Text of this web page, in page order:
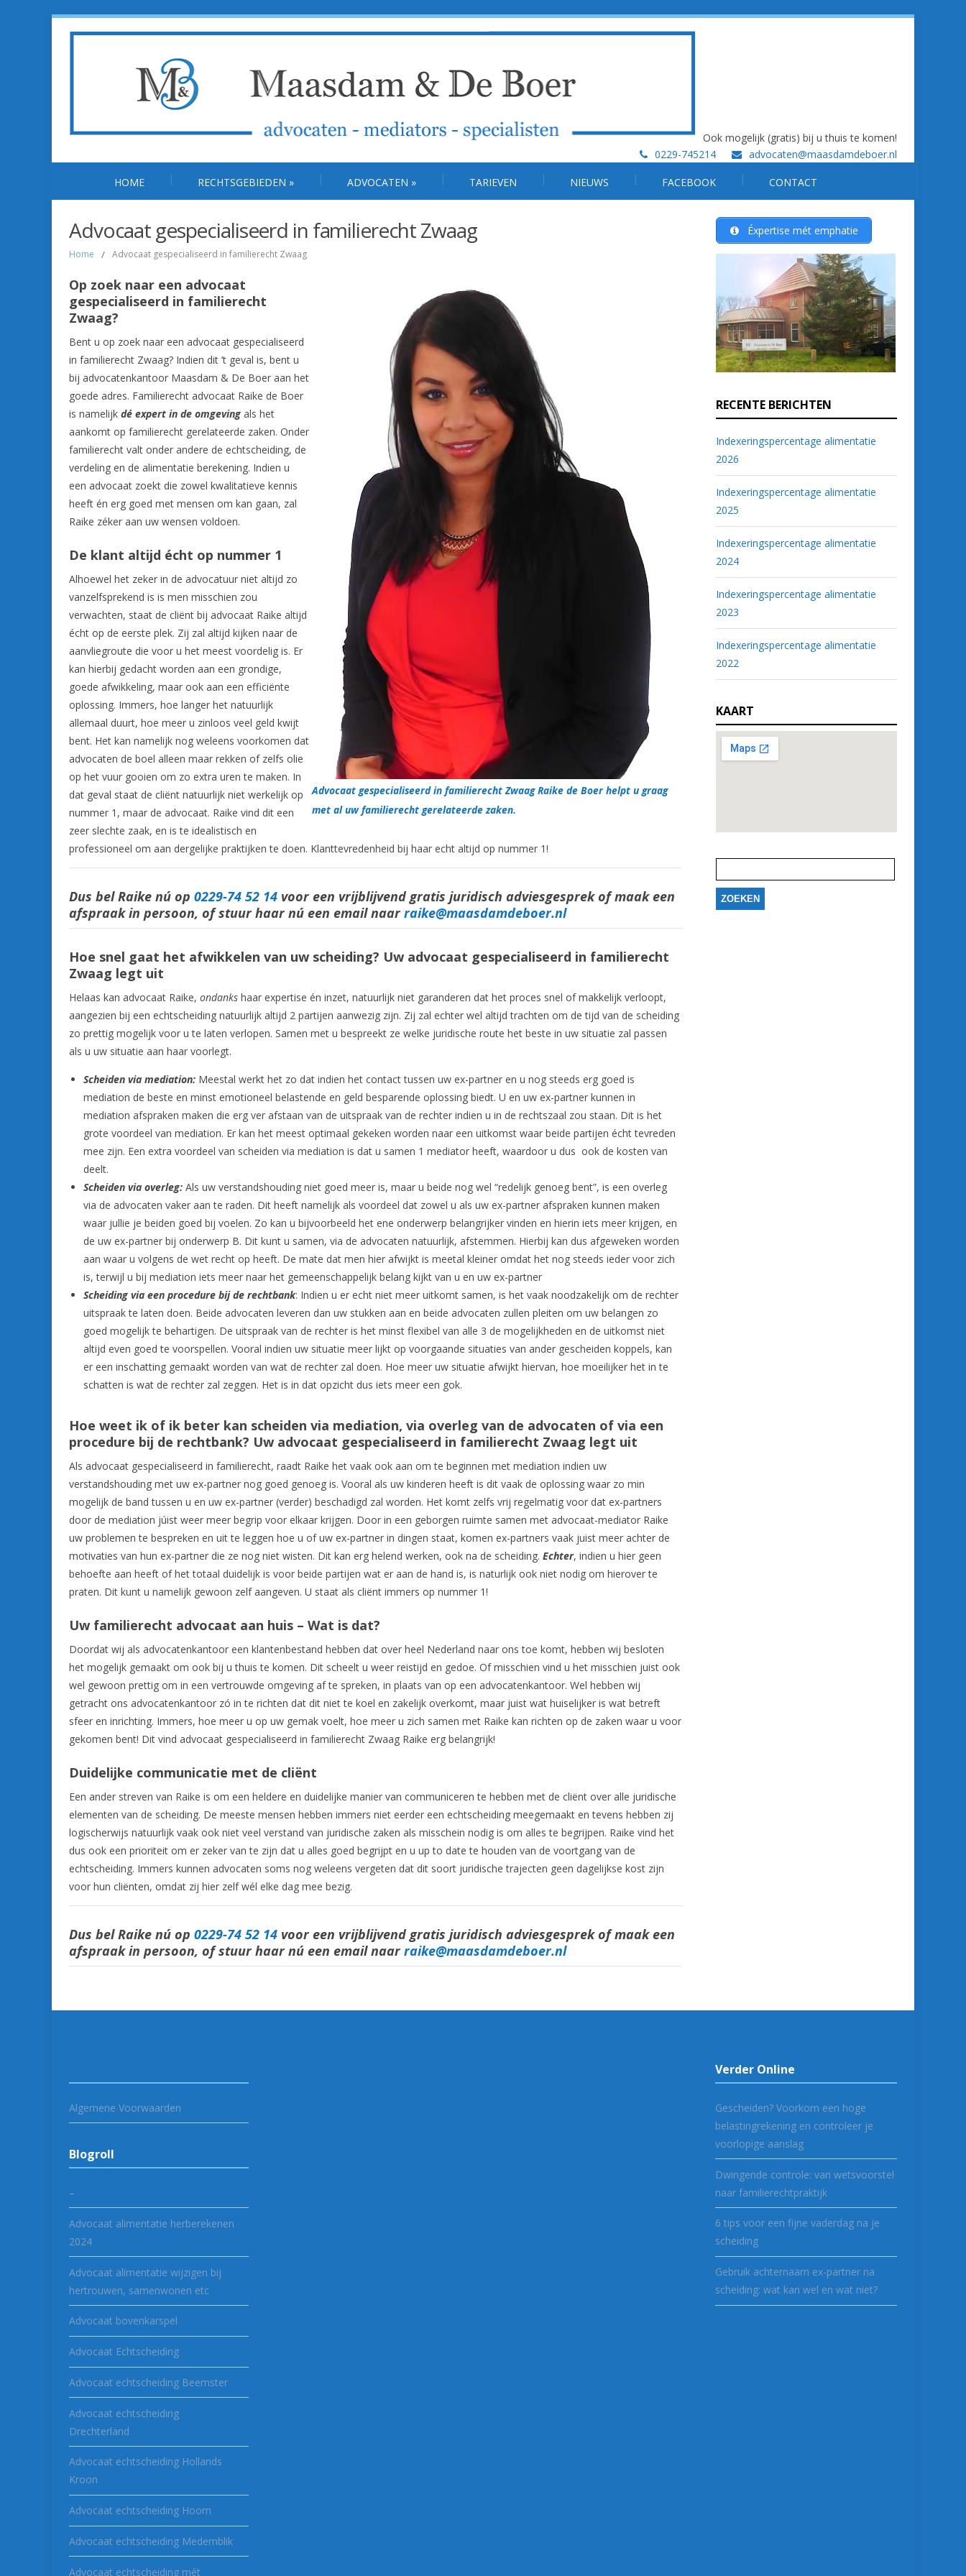
Ook mogelijk (gratis) bij u thuis te komen!
0229-745214
advocaten@maasdamdeboer.nl
HOME RECHTSGEBIEDEN » ADVOCATEN » TARIEVEN NIEUWS FACEBOOK CONTACT
Advocaat gespecialiseerd in familierecht Zwaag
Home / Advocaat gespecialiseerd in familierecht Zwaag
Advocaat gespecialiseerd in familierecht Zwaag Raike de Boer helpt u graag
met al uw familierecht gerelateerde zaken.
Op zoek naar een advocaat
gespecialiseerd in familierecht
Zwaag?
Bent u op zoek naar een advocaat gespecialiseerd
in familierecht Zwaag? Indien dit ’t geval is, bent u
bij advocatenkantoor Maasdam & De Boer aan het
goede adres. Familierecht advocaat Raike de Boer
is namelijk dé expert in de omgeving als het
aankomt op familierecht gerelateerde zaken. Onder
familierecht valt onder andere de echtscheiding, de
verdeling en de alimentatie berekening. Indien u
een advocaat zoekt die zowel kwalitatieve kennis
heeft én erg goed met mensen om kan gaan, zal
Raike zéker aan uw wensen voldoen.
De klant altijd écht op nummer 1
Alhoewel het zeker in de advocatuur niet altijd zo
vanzelfsprekend is is men misschien zou
verwachten, staat de cliënt bij advocaat Raike altijd
écht op de eerste plek. Zij zal altijd kijken naar de
aanvliegroute die voor u het meest voordelig is. Er
kan hierbij gedacht worden aan een grondige,
goede afwikkeling, maar ook aan een efficiënte
oplossing. Immers, hoe langer het natuurlijk
allemaal duurt, hoe meer u zinloos veel geld kwijt
bent. Het kan namelijk nog weleens voorkomen dat
advocaten de boel alleen maar rekken of zelfs olie
op het vuur gooien om zo extra uren te maken. In
dat geval staat de cliënt natuurlijk niet werkelijk op
nummer 1, maar de advocaat. Raike vind dit een
zeer slechte zaak, en is te idealistisch en
professioneel om aan dergelijke praktijken te doen. Klanttevredenheid bij haar echt altijd op nummer 1!
Dus bel Raike nú op 0229-74 52 14 voor een vrijblijvend gratis juridisch adviesgesprek of maak een
afspraak in persoon, of stuur haar nú een email naar raike@maasdamdeboer.nl
Hoe snel gaat het afwikkelen van uw scheiding? Uw advocaat gespecialiseerd in familierecht
Zwaag legt uit
Helaas kan advocaat Raike, ondanks haar expertise én inzet, natuurlijk niet garanderen dat het proces snel of makkelijk verloopt,
aangezien bij een echtscheiding natuurlijk altijd 2 partijen aanwezig zijn. Zij zal echter wel altijd trachten om de tijd van de scheiding
zo prettig mogelijk voor u te laten verlopen. Samen met u bespreekt ze welke juridische route het beste in uw situatie zal passen
als u uw situatie aan haar voorlegt.
Scheiden via mediation: Meestal werkt het zo dat indien het contact tussen uw ex-partner en u nog steeds erg goed is
mediation de beste en minst emotioneel belastende en geld besparende oplossing biedt. U en uw ex-partner kunnen in
mediation afspraken maken die erg ver afstaan van de uitspraak van de rechter indien u in de rechtszaal zou staan. Dit is het
grote voordeel van mediation. Er kan het meest optimaal gekeken worden naar een uitkomst waar beide partijen écht tevreden
mee zijn. Een extra voordeel van scheiden via mediation is dat u samen 1 mediator heeft, waardoor u dus ook de kosten van
deelt.
Scheiden via overleg: Als uw verstandshouding niet goed meer is, maar u beide nog wel “redelijk genoeg bent”, is een overleg
via de advocaten vaker aan te raden. Dit heeft namelijk als voordeel dat zowel u als uw ex-partner afspraken kunnen maken
waar jullie je beiden goed bij voelen. Zo kan u bijvoorbeeld het ene onderwerp belangrijker vinden en hierin iets meer krijgen, en
de uw ex-partner bij onderwerp B. Dit kunt u samen, via de advocaten natuurlijk, afstemmen. Hierbij kan dus afgeweken worden
aan waar u volgens de wet recht op heeft. De mate dat men hier afwijkt is meetal kleiner omdat het nog steeds ieder voor zich
is, terwijl u bij mediation iets meer naar het gemeenschappelijk belang kijkt van u en uw ex-partner
Scheiding via een procedure bij de rechtbank: Indien u er echt niet meer uitkomt samen, is het vaak noodzakelijk om de rechter
uitspraak te laten doen. Beide advocaten leveren dan uw stukken aan en beide advocaten zullen pleiten om uw belangen zo
goed mogelijk te behartigen. De uitspraak van de rechter is het minst flexibel van alle 3 de mogelijkheden en de uitkomst niet
altijd even goed te voorspellen. Vooral indien uw situatie meer lijkt op voorgaande situaties van ander gescheiden koppels, kan
er een inschatting gemaakt worden van wat de rechter zal doen. Hoe meer uw situatie afwijkt hiervan, hoe moeilijker het in te
schatten is wat de rechter zal zeggen. Het is in dat opzicht dus iets meer een gok.
Hoe weet ik of ik beter kan scheiden via mediation, via overleg van de advocaten of via een
procedure bij de rechtbank? Uw advocaat gespecialiseerd in familierecht Zwaag legt uit
Als advocaat gespecialiseerd in familierecht, raadt Raike het vaak ook aan om te beginnen met mediation indien uw
verstandshouding met uw ex-partner nog goed genoeg is. Vooral als uw kinderen heeft is dit vaak de oplossing waar zo min
mogelijk de band tussen u en uw ex-partner (verder) beschadigd zal worden. Het komt zelfs vrij regelmatig voor dat ex-partners
door de mediation júist weer meer begrip voor elkaar krijgen. Door in een geborgen ruimte samen met advocaat-mediator Raike
uw problemen te bespreken en uit te leggen hoe u of uw ex-partner in dingen staat, komen ex-partners vaak juist meer achter de
motivaties van hun ex-partner die ze nog niet wisten. Dit kan erg helend werken, ook na de scheiding. Echter, indien u hier geen
behoefte aan heeft of het totaal duidelijk is voor beide partijen wat er aan de hand is, is naturlijk ook niet nodig om hierover te
praten. Dit kunt u namelijk gewoon zelf aangeven. U staat als cliënt immers op nummer 1!
Uw familierecht advocaat aan huis – Wat is dat?
Doordat wij als advocatenkantoor een klantenbestand hebben dat over heel Nederland naar ons toe komt, hebben wij besloten
het mogelijk gemaakt om ook bij u thuis te komen. Dit scheelt u weer reistijd en gedoe. Of misschien vind u het misschien juist ook
wel gewoon prettig om in een vertrouwde omgeving af te spreken, in plaats van op een advocatenkantoor. Wel hebben wij
getracht ons advocatenkantoor zó in te richten dat dit niet te koel en zakelijk overkomt, maar juist wat huiselijker is wat betreft
sfeer en inrichting. Immers, hoe meer u op uw gemak voelt, hoe meer u zich samen met Raike kan richten op de zaken waar u voor
gekomen bent! Dit vind advocaat gespecialiseerd in familierecht Zwaag Raike erg belangrijk!
Duidelijke communicatie met de cliënt
Een ander streven van Raike is om een heldere en duidelijke manier van communiceren te hebben met de cliënt over alle juridische
elementen van de scheiding. De meeste mensen hebben immers niet eerder een echtscheiding meegemaakt en tevens hebben zij
logischerwijs natuurlijk vaak ook niet veel verstand van juridische zaken als misschein nodig is om alles te begrijpen. Raike vind het
dus ook een prioriteit om er zeker van te zijn dat u alles goed begrijpt en u up to date te houden van de voortgang van de
echtscheiding. Immers kunnen advocaten soms nog weleens vergeten dat dit soort juridische trajecten geen dagelijkse kost zijn
voor hun cliënten, omdat zij hier zelf wél elke dag mee bezig.
Dus bel Raike nú op 0229-74 52 14 voor een vrijblijvend gratis juridisch adviesgesprek of maak een
afspraak in persoon, of stuur haar nú een email naar raike@maasdamdeboer.nl
Éxpertise mét emphatie
RECENTE BERICHTEN
Indexeringspercentage alimentatie
2026
Indexeringspercentage alimentatie
2025
Indexeringspercentage alimentatie
2024
Indexeringspercentage alimentatie
2023
Indexeringspercentage alimentatie
2022
KAART
naar:
Algemene Voorwaarden
Blogroll
–
Advocaat alimentatie herberekenen
2024
Advocaat alimentatie wijzigen bij
hertrouwen, samenwonen etc
Advocaat bovenkarspel
Advocaat Echtscheiding
Advocaat echtscheiding Beemster
Advocaat echtscheiding
Drechterland
Advocaat echtscheiding Hollands
Kroon
Advocaat echtscheiding Hoorn
Advocaat echtscheiding Medemblik
Advocaat echtscheiding mét
Verder Online
Gescheiden? Voorkom een hoge
belastingrekening en controleer je
voorlopige aanslag
Dwingende controle: van wetsvoorstel
naar familierechtpraktijk
6 tips voor een fijne vaderdag na je
scheiding
Gebruik achternaam ex-partner na
scheiding: wat kan wel en wat niet?